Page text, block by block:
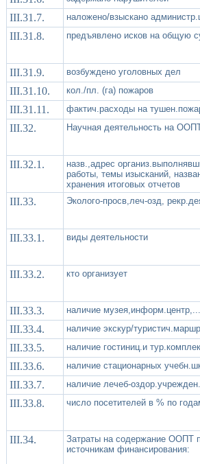
III.31.7. наложено/взыскано
III.31.8. предъявлено исков на общую
III.31.9. возбуждено уголовных дел
III.31.10. кол./пл. (га) пожаров
III.31.11. фактич.расходы на
III.32. Научная деятельность на
III.32.1.
назв.,адрес
работы, темы изысканий,
хранения итоговых отчетов
III.33. Эколого-просв,леч-озд,
III.33.1. виды деятельности
III.33.2. кто организует
III.33.3. наличие музея,информ.центр,...
III.33.4. наличие экскур/
III.33.5. наличие гостиниц.и
III.33.6. наличие стационарных
III.33.7. наличие лечеб-
III.33.8. число посетителей в % по
III.34.
Затраты на содержание ООПТ
источникам финансирования: